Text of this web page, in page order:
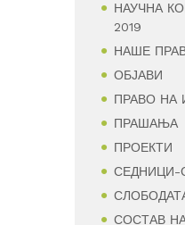
НАУЧНА
2019
НАШЕ
ОБЈАВИ
ПРАВО НА
ПРАШАЊА
ПРОЕКТИ
СЕДНИЦИ-
СОСТАВ